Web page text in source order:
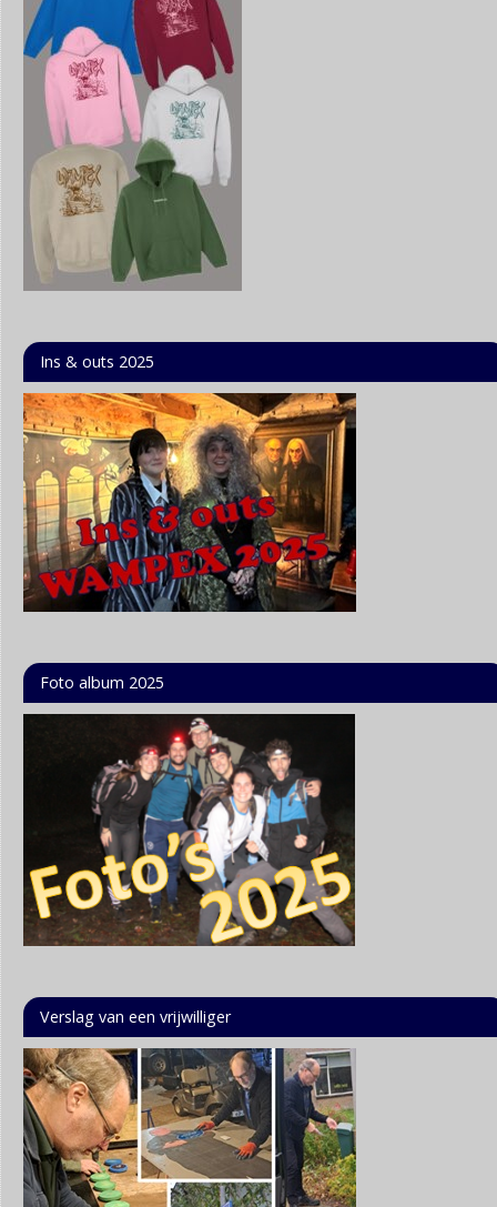
Ins & outs 2025
Foto album 2025
Verslag van een vrijwilliger